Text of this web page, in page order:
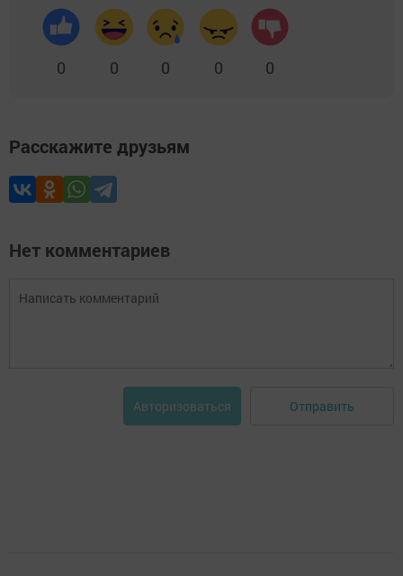
0 0 0 0 0
Расскажите друзьям
Нет комментариев
Авторизоваться Отправить